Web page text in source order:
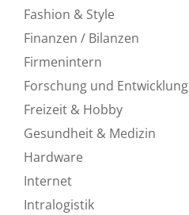
Fashion & Style
Finanzen / Bilanzen
Firmenintern
Forschung und Entwicklung
Freizeit & Hobby
Gesundheit & Medizin
Hardware
Internet
Intralogistik